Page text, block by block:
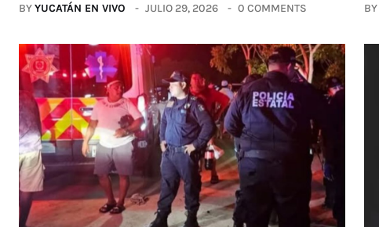
BYYUCATÁN EN VIVO JULIO 29, 2026 0 COMMENTS BY